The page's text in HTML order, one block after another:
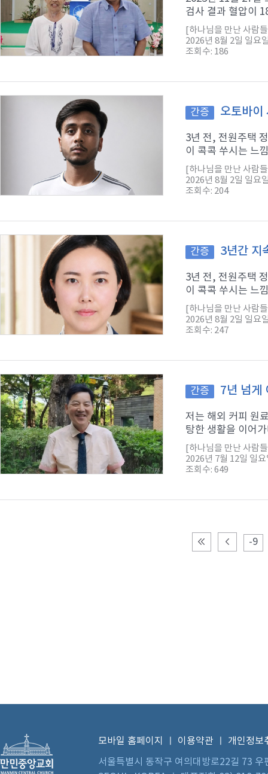
검사 결과 혈압이
[하나님을 만난 사람
2026년 8월 2일 일요
조회수: 186
간증 오토바이
3년 전, 전원주택
이 콕콕 쑤시는 느
[하나님을 만난 사람
2026년 8월 2일 일요
조회수: 204
간증 3년간 지
3년 전, 전원주택
이 콕콕 쑤시는 느
[하나님을 만난 사람
2026년 8월 2일 일요
조회수: 247
간증 7년 넘게
저는 해외 커피 원
탕한 생활을 이어
[하나님을 만난 사람
2026년 7월 12일 일요
조회수: 649
-9
모바일 홈페이지 이용약관
개인정보
서울특별시 동작구 여의대방로22길 73